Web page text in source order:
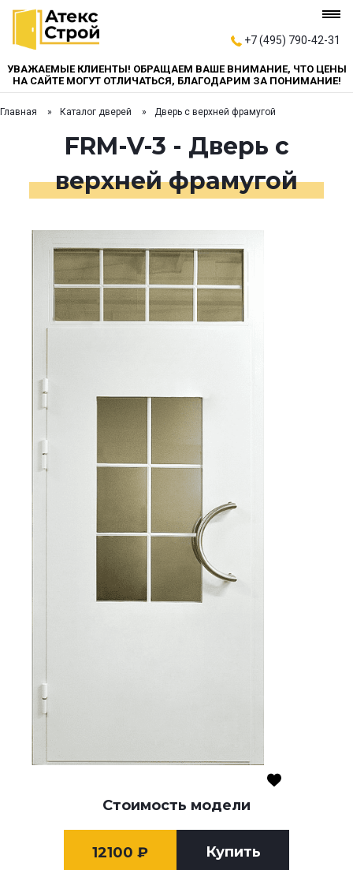
+7 (495) 790-42-31
УВАЖАЕМЫЕ КЛИЕНТЫ! ОБРАЩАЕМ ВАШЕ ВНИМАНИЕ, ЧТО ЦЕНЫ
НА САЙТЕ МОГУТ ОТЛИЧАТЬСЯ, БЛАГОДАРИМ ЗА ПОНИМАНИЕ!
Главная Каталог дверей Дверь с верхней фрамугой
FRM-V-3 - Дверь с
верхней фрамугой
Стоимость модели
12100 ₽ Купить